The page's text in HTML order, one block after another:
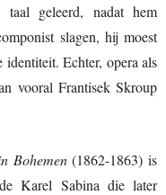
taal geleerd, nadat hem
slagen, hij moest
Echter, opera als
vooral Frantisek Skroup
Bohemen(1862-1863) is
Karel Sabina die later